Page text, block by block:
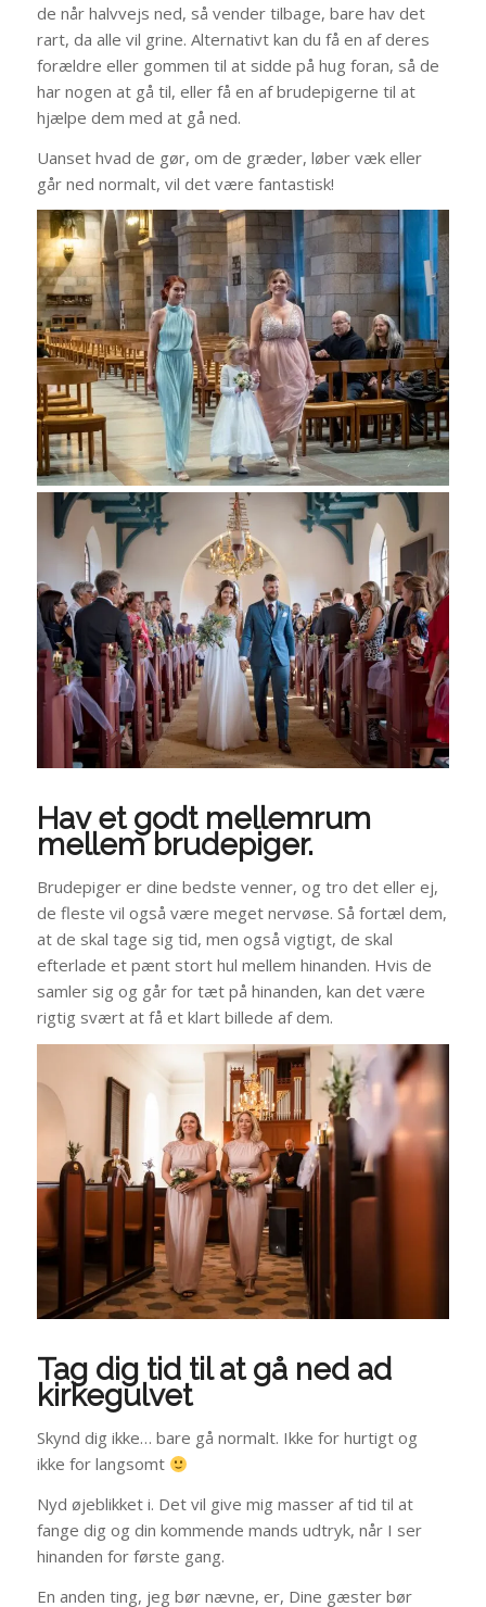
de når halvvejs ned, så vender tilbage, bare hav det
rart, da alle vil grine. Alternativt kan du få en af deres
forældre eller gommen til at sidde på hug foran, så de
har nogen at gå til, eller få en af brudepigerne til at
hjælpe dem med at gå ned.
Uanset hvad de gør, om de græder, løber væk eller
går ned normalt, vil det være fantastisk!
Hav et godt mellemrum
mellem brudepiger.
Brudepiger er dine bedste venner, og tro det eller ej,
de fleste vil også være meget nervøse. Så fortæl dem,
at de skal tage sig tid, men også vigtigt, de skal
efterlade et pænt stort hul mellem hinanden. Hvis de
samler sig og går for tæt på hinanden, kan det være
rigtig svært at få et klart billede af dem.
Tag dig tid til at gå ned ad
kirkegulvet
Skynd dig ikke… bare gå normalt. Ikke for hurtigt og
ikke for langsomt
Nyd øjeblikket i. Det vil give mig masser af tid til at
fange dig og din kommende mands udtryk, når I ser
hinanden for første gang.
En anden ting, jeg bør nævne, er, Dine gæster bør